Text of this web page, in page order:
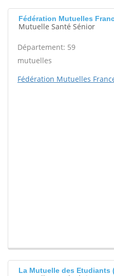
Fédération Mutuelles
Mutuelle Santé Sénior
Département: 59
mutuelles
Fédération Mutuelles
La Mutuelle des Etudiants